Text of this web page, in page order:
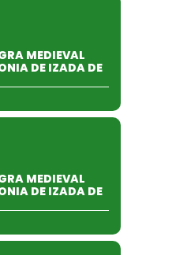
MEDIEVAL
DE IZADA DE
MEDIEVAL
DE IZADA DE